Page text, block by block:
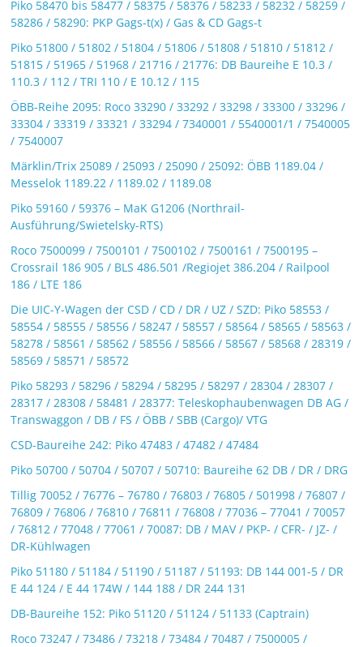
Piko 58470 bis 58477 / 58375 / 58376 / 58233 / 58232 / 58259 /
58286 / 58290: PKP Gags-t(x) / Gas & CD Gags-t
Piko 51800 / 51802 / 51804 / 51806 / 51808 / 51810 / 51812 /
51815 / 51965 / 51968 / 21716 / 21776: DB Baureihe E 10.3 /
110.3 / 112 / TRI 110 / E 10.12 / 115
ÖBB-Reihe 2095: Roco 33290 / 33292 / 33298 / 33300 / 33296 /
33304 / 33319 / 33321 / 33294 / 7340001 / 5540001/1 / 7540005
/ 7540007
Märklin/Trix 25089 / 25093 / 25090 / 25092: ÖBB 1189.04 /
Messelok 1189.22 / 1189.02 / 1189.08
Piko 59160 / 59376 – MaK G1206 (Northrail-
Ausführung/Swietelsky-RTS)
Roco 7500099 / 7500101 / 7500102 / 7500161 / 7500195 –
Crossrail 186 905 / BLS 486.501 /Regiojet 386.204 / Railpool
186 / LTE 186
Die UIC-Y-Wagen der CSD / CD / DR / UZ / SZD: Piko 58553 /
58554 / 58555 / 58556 / 58247 / 58557 / 58564 / 58565 / 58563 /
58278 / 58561 / 58562 / 58556 / 58566 / 58567 / 58568 / 28319 /
58569 / 58571 / 58572
Piko 58293 / 58296 / 58294 / 58295 / 58297 / 28304 / 28307 /
28317 / 28308 / 58481 / 28377: Teleskophaubenwagen DB AG /
Transwaggon / DB / FS / ÖBB / SBB (Cargo)/ VTG
CSD-Baureihe 242: Piko 47483 / 47482 / 47484
Piko 50700 / 50704 / 50707 / 50710: Baureihe 62 DB / DR / DRG
Tillig 70052 / 76776 – 76780 / 76803 / 76805 / 501998 / 76807 /
76809 / 76806 / 76810 / 76811 / 76808 / 77036 – 77041 / 70057
/ 76812 / 77048 / 77061 / 70087: DB / MAV / PKP- / CFR- / JZ- /
DR-Kühlwagen
Piko 51180 / 51184 / 51190 / 51187 / 51193: DB 144 001-5 / DR
E 44 124 / E 44 174W / 144 188 / DR 244 131
DB-Baureihe 152: Piko 51120 / 51124 / 51133 (Captrain)
Roco 73247 / 73486 / 73218 / 73484 / 70487 / 7500005 /